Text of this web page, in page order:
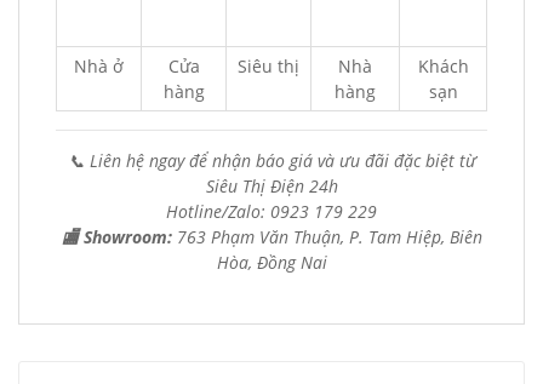
Nhà ở
Cửa
hàng
Siêu thị
Nhà
hàng
Khách
sạn
📞 Liên hệ ngay để nhận báo giá và ưu đãi đặc biệt từ
Siêu Thị Điện 24h
Hotline/Zalo: 0923 179 229
🏬 Showroom: 763 Phạm Văn Thuận, P. Tam Hiệp, Biên
Hòa, Đồng Nai